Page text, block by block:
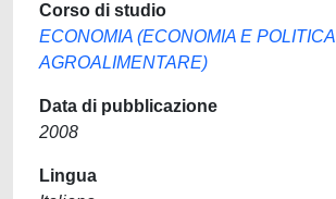
Corso di studio
ECONOMIA (ECONOMIA E POLITICA
AGROALIMENTARE)
Data di pubblicazione
2008
Lingua